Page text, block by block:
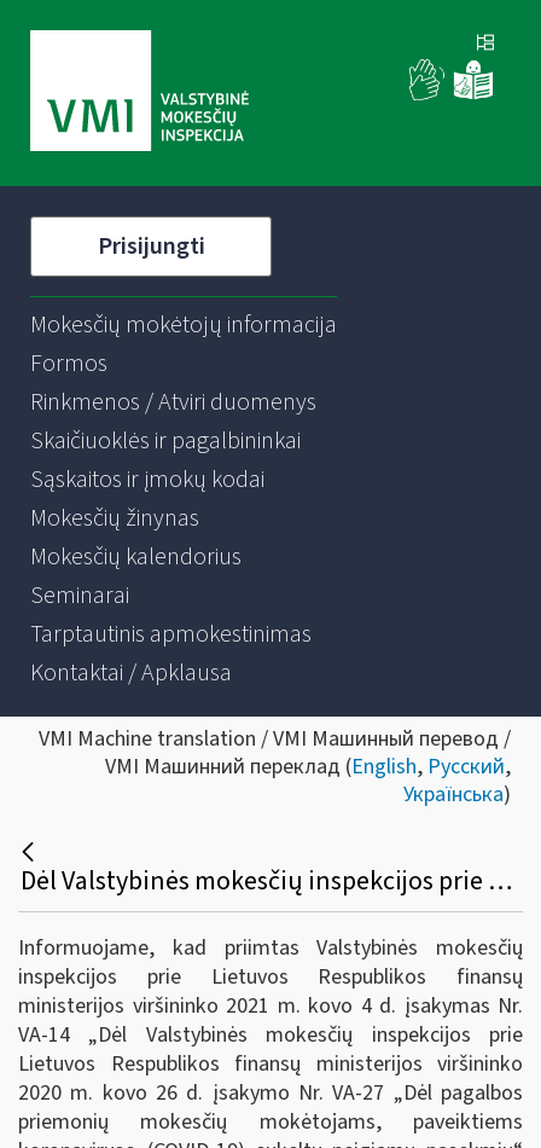
Prisijungti
Mokesčių mokėtojų informacija
Formos
Rinkmenos / Atviri duomenys
Skaičiuoklės ir pagalbininkai
Sąskaitos ir įmokų kodai
Mokesčių žinynas
Mokesčių kalendorius
Seminarai
Tarptautinis apmokestinimas
Kontaktai / Apklausa
VMI Machine translation / VMI Машинный перевод /
VMI Машинний переклад (English, Русский,
Українська)
Dėl Valstybinės mokesčių inspekcijos prie Lietuvos Respublikos finansų ministerijos viršininko 2020 m. kovo 26 d. įsakymo Nr. VA-27 „Dėl pagalbos priemonių mokesčių mokėtojams, paveiktiems koronaviruso (COVID-19) sukeltų neigiamų pasekmių“ pakeitimo
Informuojame, kad priimtas Valstybinės mokesčių
inspekcijos prie Lietuvos Respublikos finansų
ministerijos viršininko 2021 m. kovo 4 d. įsakymas Nr.
VA-14 „Dėl Valstybinės mokesčių inspekcijos prie
Lietuvos Respublikos finansų ministerijos viršininko
2020 m. kovo 26 d. įsakymo Nr. VA-27 „Dėl pagalbos
priemonių mokesčių mokėtojams, paveiktiems